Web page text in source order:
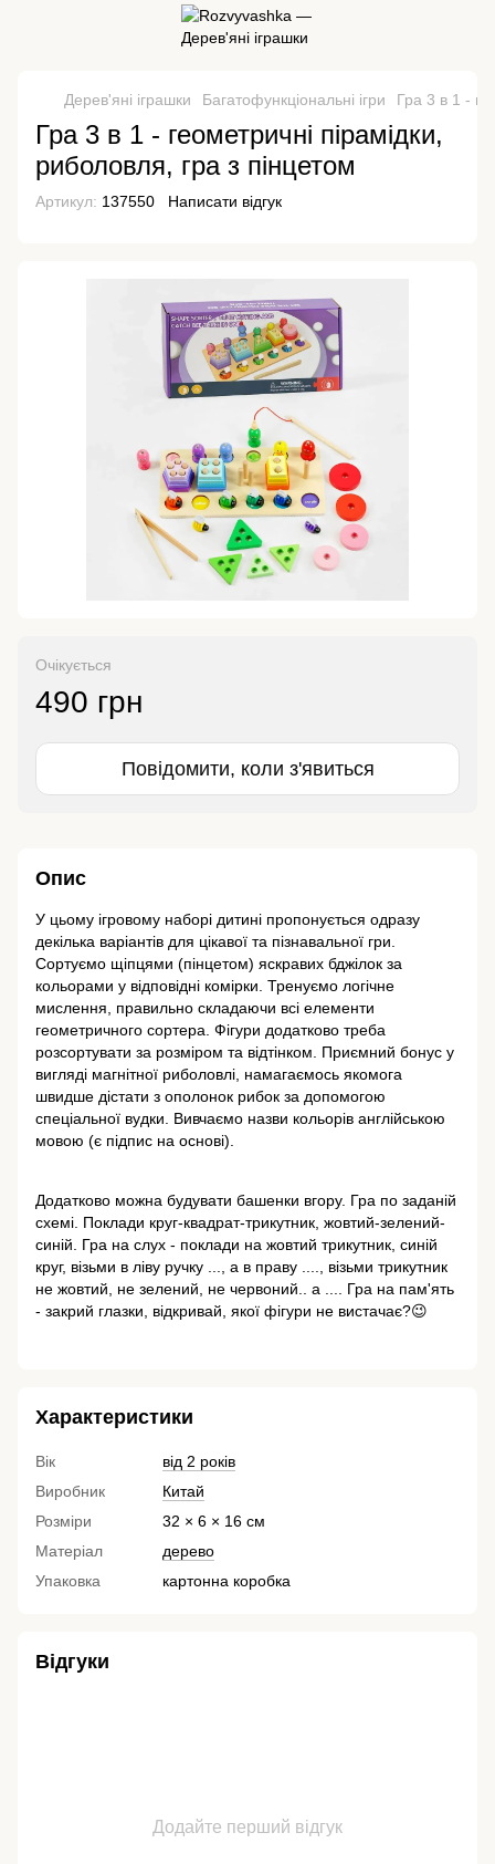
Дерев'яні іграшки Багатофункціональні ігри Гра 3 в 1 -
Гра 3 в 1 - геометричні пірамідки,
риболовля, гра з пінцетом
Артикул: 137550 Написати відгук
Очікується
490 грн
Повідомити, коли з'явиться
Опис
У цьому ігровому наборі дитині пропонується одразу
декілька варіантів для цікавої та пізнавальної гри.
Сортуємо щіпцями (пінцетом) яскравих бджілок за
кольорами у відповідні комірки. Тренуємо логічне
мислення, правильно складаючи всі елементи
геометричного сортера. Фігури додатково треба
розсортувати за розміром та відтінком. Приємний бонус у
вигляді магнітної риболовлі, намагаємось якомога
швидше дістати з ополонок рибок за допомогою
спеціальної вудки. Вивчаємо назви кольорів англійською
мовою (є підпис на основі).
Додатково можна будувати башенки вгору. Гра по заданій
схемі. Поклади круг-квадрат-трикутник, жовтий-зелений-
синій. Гра на слух - поклади на жовтий трикутник, синій
круг, візьми в ліву ручку ..., а в праву ...., візьми трикутник
не жовтий, не зелений, не червоний.. а .... Гра на пам'ять
- закрий глазки, відкривай, якої фігури не вистачає?😉
Характеристики
Вік
від 2 років
Виробник
Китай
Розміри
32 × 6 × 16 см
Матеріал
дерево
Упаковка
картонна коробка
Відгуки
Додайте перший відгук